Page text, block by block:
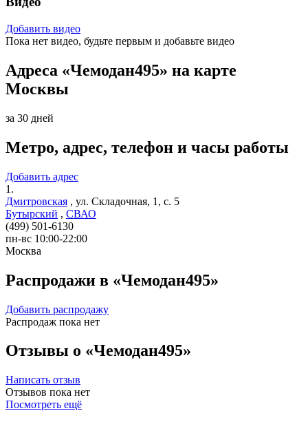
Добавить видео
Пока нет видео, будьте первым и добавьте видео
Адреса «Чемодан495» на карте
Москвы
за 30 дней
Метро, адрес, телефон и часы работы
Добавить адрес
1.
Дмитровская , ул. Складочная, 1, с. 5
Бутырский , СВАО
(499) 501-6130
пн-вс 10:00-22:00
Москва
Распродажи в «Чемодан495»
Добавить распродажу
Распродаж пока нет
Отзывы о «Чемодан495»
Написать отзыв
Отзывов пока нет
Посмотреть ещё